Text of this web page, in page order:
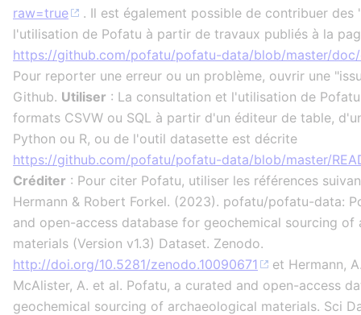
raw=true
. Il est également possible de contribuer des
l'utilisation de Pofatu à partir de travaux publiés à la
https://github.com/pofatu/pofatu-data/blob/master/
Pour reporter une erreur ou un problème, ouvrir une
Github. Utiliser : La consultation et l'utilisation de
formats CSVW ou SQL à partir d'un éditeur de table,
Python ou R, ou de l'outil datasette est décrite
https://github.com/pofatu/pofatu-data/blob/master/
Créditer : Pour citer Pofatu, utiliser les références
Hermann & Robert Forkel. (2023). pofatu/pofatu-data:
and open-access database for geochemical sourcing of
materials (Version v1.3) Dataset. Zenodo.
http://doi.org/10.5281/zenodo.10090671
et Hermann,
McAlister, A. et al. Pofatu, a curated and open-access
geochemical sourcing of archaeological materials. Sci